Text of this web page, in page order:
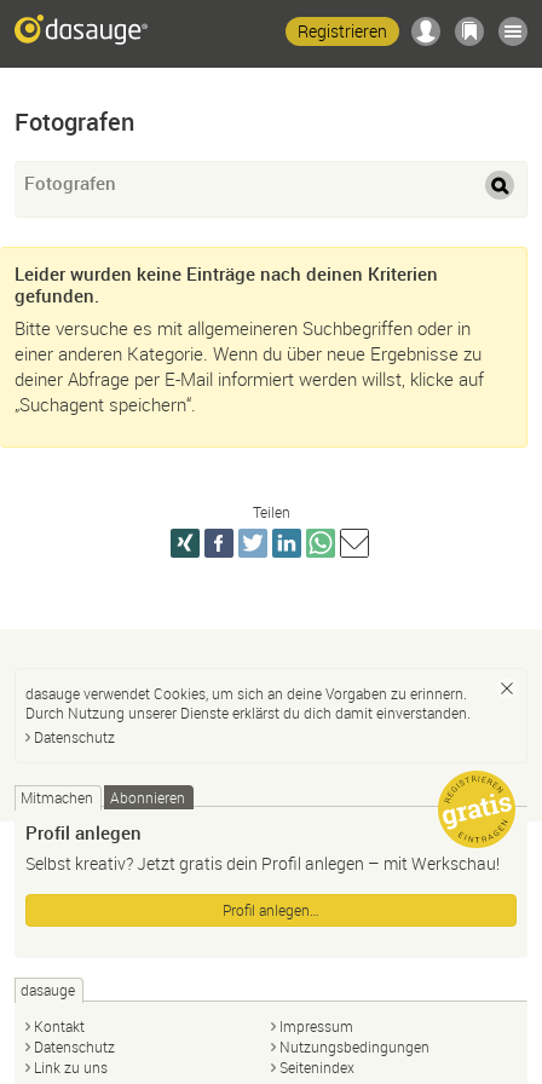
Registrieren
Fotografen
Fotografen
Leider wurden keine Einträge nach deinen Kriterien
gefunden.
Bitte versuche es mit allgemeineren Suchbegriffen oder in
einer anderen Kategorie. Wenn du über neue Ergebnisse zu
deiner Abfrage per E-Mail informiert werden willst, klicke auf
„Suchagent speichern“.
Teilen
dasauge verwendet Cookies, um sich an deine Vorgaben zu erinnern.
Durch Nutzung unserer Dienste erklärst du dich damit einverstanden.
Datenschutz
Mitmachen Abonnieren
Profil anlegen
Selbst kreativ? Jetzt gratis dein Profil anlegen – mit Werkschau!
Profil anlegen…
dasauge
Kontakt
Impressum
Datenschutz
Nutzungsbedingungen
Link zu uns
Seitenindex